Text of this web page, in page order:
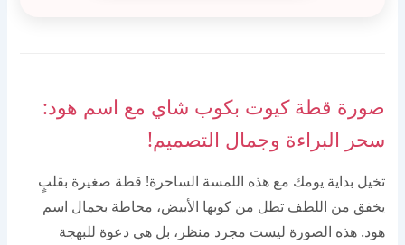
صورة قطة كيوت بكوب شاي مع اسم هود:
سحر البراءة وجمال التصميم!
تخيل بداية يومك مع هذه اللمسة الساحرة! قطة صغيرة بقلبٍ
يخفق من اللطف تطل من كوبها الأبيض، محاطة بجمال اسم
هود. هذه الصورة ليست مجرد منظر، بل هي دعوة للبهجة